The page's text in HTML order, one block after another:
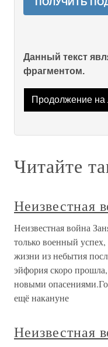
ПОЛУЧИТЬ
Данный текст
фрагментом.
Продолжение на
Читайте
Неизвестная
Неизвестная война
только военный
жизни из небытия
эйфория скоро
новыми
ещё накануне
Неизвестная